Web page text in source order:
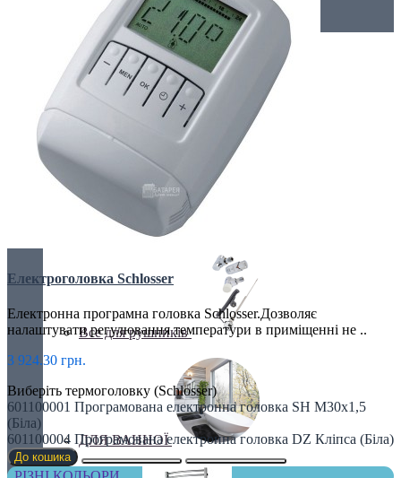
Рушникосушки
Бюджетні
ВОДЯНІ РУШНИКИ
Все для рушників
ДЛЯ ВАННОЇ
Електроголовка Schlosser
Електронна програмна головка Schlosser.Дозволяє
налаштувати регулювання температури в приміщенні не ..
3 924.30 грн.
Виберіть термоголовку (Schlosser)
601100001 Програмована електронна головка SH M30х1,5
(Біла)
601100004 Програмована електронна головка DZ Кліпса (Біла)
До кошика